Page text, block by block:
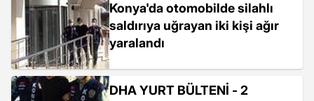
Konya'da otomobilde silahlı
saldırıya uğrayan iki kişi ağır
yaralandı
DHA YURT BÜLTENİ - 2